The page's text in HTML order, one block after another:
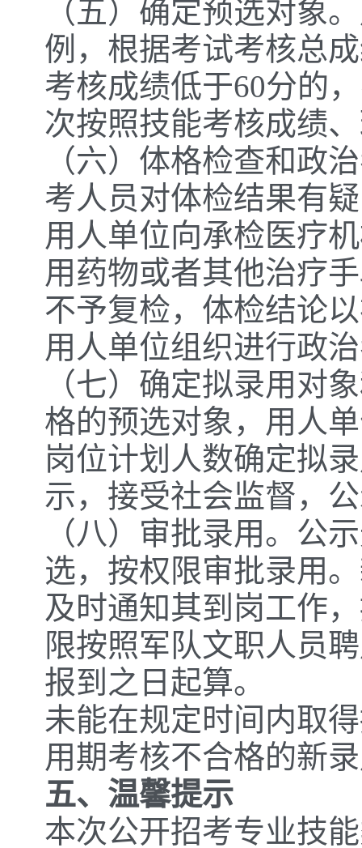
（五）确定预选对象
例，根据考试考核总
考核成绩低于60分的
次按照技能考核成绩
（六）体格检查和政
考人员对体检结果有
用人单位向承检医疗
用药物或者其他治疗
不予复检，体检结论
用人单位组织进行政
（七）确定拟录用对
格的预选对象，用人
岗位计划人数确定拟
示，接受社会监督，
（八）审批录用。公
选，按权限审批录用
及时通知其到岗工作
限按照军队文职人员
报到之日起算。
未能在规定时间内取
用期考核不合格的新
五、温馨提示
本次公开招考专业技